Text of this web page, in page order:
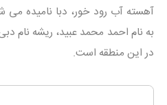
آهسته آب رود خور، دبا نامیده می
به نام احمد محمد عبید، ریشه نام
در این منطقه است.